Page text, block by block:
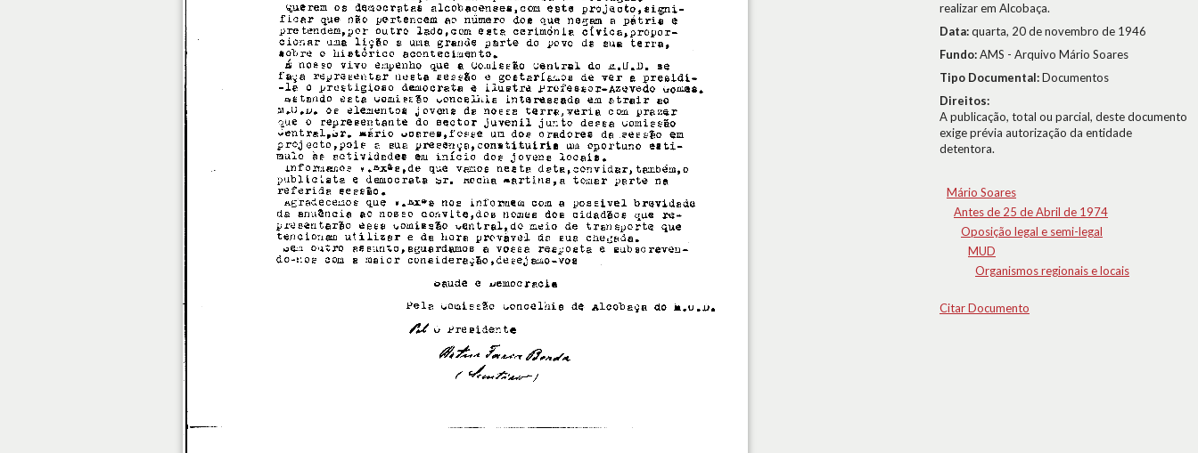
realizar em Alcobaça.
Data:quarta, 20 de novembro de 1946
Fundo:AMS - Arquivo Mário Soares
Tipo Documental:Documentos
Direitos:
A publicação, total ou parcial, deste documento
exige prévia autorização da entidade
detentora.
Mário Soares
Antes de 25 de Abril de 1974
Oposição legal e semi-legal
MUD
Organismos regionais e locais
Citar Documento